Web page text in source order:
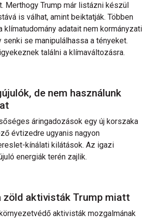
Merthogy Trump már listázni készül
is válhat, amint beiktatják. Többen
klímatudomány adatait nem kormányzati
senki se manipulálhassa a tényeket.
találni a klímaváltozásra.
de nem használunk
áringadozások egy új korszaka
évtizedre ugyanis nagyon
kínálati kilátások. Az igazi
energiák terén zajlik.
zöld aktivisták Trump miatt
aktivisták mozgalmának